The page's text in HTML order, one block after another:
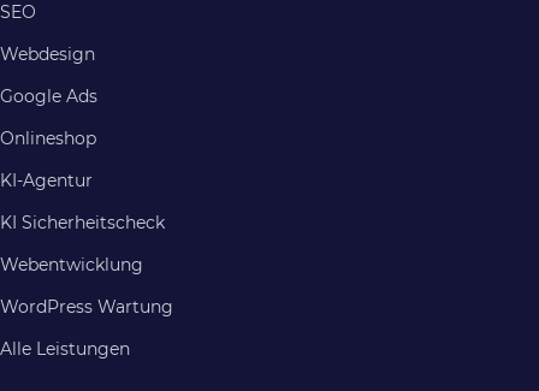
SEO
Webdesign
Google Ads
Onlineshop
KI-Agentur
KI Sicherheitscheck
Webentwicklung
WordPress Wartung
Alle Leistungen